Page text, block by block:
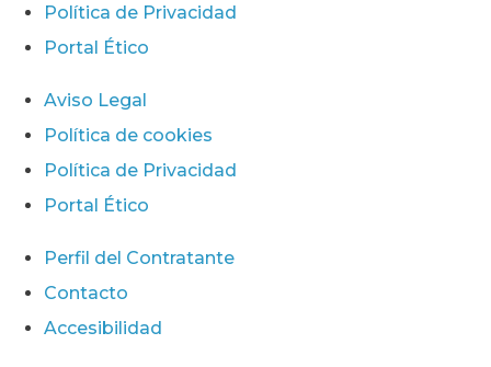
Política de Privacidad
Portal Ético
Aviso Legal
Política de cookies
Política de Privacidad
Portal Ético
Perfil del Contratante
Contacto
Accesibilidad